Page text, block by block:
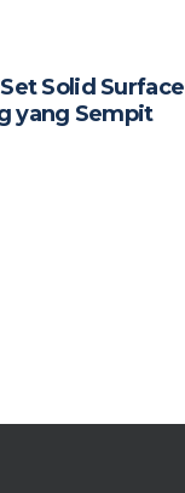
Solid Surface
yang Sempit